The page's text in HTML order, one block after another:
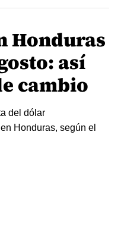
Honduras
así
cambio
del dólar
Honduras, según el